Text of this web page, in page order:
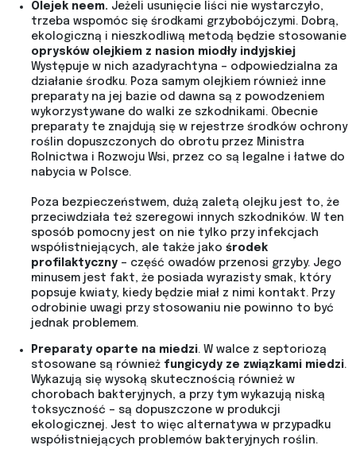
Olejek neem. Jeżeli usunięcie liści nie wystarczyło,
trzeba wspomóc się środkami grzybobójczymi. Dobrą,
ekologiczną i nieszkodliwą metodą będzie stosowanie
oprysków olejkiem z nasion miodły indyjskiej
Występuje w nich azadyrachtyna – odpowiedzialna za
działanie środku. Poza samym olejkiem również inne
preparaty na jej bazie od dawna są z powodzeniem
wykorzystywane do walki ze szkodnikami. Obecnie
preparaty te znajdują się w rejestrze środków ochrony
roślin dopuszczonych do obrotu przez Ministra
Rolnictwa i Rozwoju Wsi, przez co są legalne i łatwe do
nabycia w Polsce.
Poza bezpieczeństwem, dużą zaletą olejku jest to, że
przeciwdziała też szeregowi innych szkodników. W ten
sposób pomocny jest on nie tylko przy infekcjach
współistniejących, ale także jako środek
profilaktyczny– część owadów przenosi grzyby. Jego
minusem jest fakt, że posiada wyrazisty smak, który
popsuje kwiaty, kiedy będzie miał z nimi kontakt. Przy
odrobinie uwagi przy stosowaniu nie powinno to być
jednak problemem.
Preparaty oparte na miedzi. W walce z septoriozą
stosowane są również fungicydy ze związkami miedzi.
Wykazują się wysoką skutecznością również w
chorobach bakteryjnych, a przy tym wykazują niską
toksyczność – są dopuszczone w produkcji
ekologicznej. Jest to więc alternatywa w przypadku
współistniejących problemów bakteryjnych roślin.